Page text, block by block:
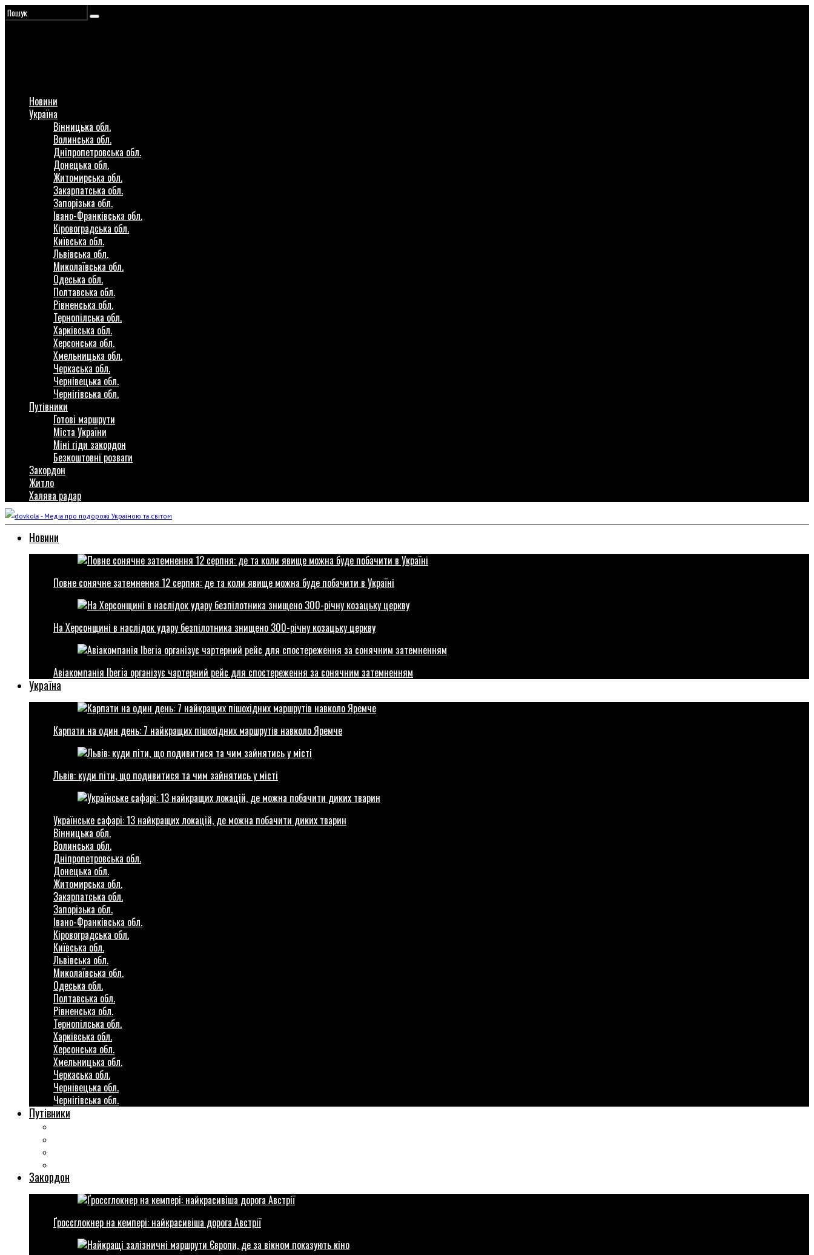
Новини
Україна
Вінницька обл.
Волинська обл.
Дніпропетровська обл.
Донецька обл.
Житомирська обл.
Закарпатська обл.
Запорізька обл.
Івано-Франківська обл.
Кіровоградська обл.
Київська обл.
Львівська обл.
Миколаївська обл.
Одеська обл.
Полтавська обл.
Рівненська обл.
Тернопілська обл.
Харківська обл.
Херсонська обл.
Хмельницька обл.
Черкаська обл.
Чернівецька обл.
Чернігівська обл.
Путівники
Готові маршрути
Міста України
Міні гіди закордон
Безкоштовні розваги
Закордон
Житло
Халява радар
Новини
Повне сонячне затемнення 12 серпня: де та коли явище можна буде побачити в Україні
На Херсонщині в наслідок удару безпілотника знищено 300-річну козацьку церкву
Авіакомпанія Iberia організує чартерний рейс для спостереження за сонячним затемненням
Україна
Карпати на один день: 7 найкращих пішохідних маршрутів навколо Яремче
Львів: куди піти, що подивитися та чим зайнятись у місті
Українське сафарі: 13 найкращих локацій, де можна побачити диких тварин
Вінницька обл.
Волинська обл.
Дніпропетровська обл.
Донецька обл.
Житомирська обл.
Закарпатська обл.
Запорізька обл.
Івано-Франківська обл.
Кіровоградська обл.
Київська обл.
Львівська обл.
Миколаївська обл.
Одеська обл.
Полтавська обл.
Рівненська обл.
Тернопілська обл.
Харківська обл.
Херсонська обл.
Хмельницька обл.
Черкаська обл.
Чернівецька обл.
Чернігівська обл.
Путівники
Закордон
Ґроссглокнер на кемпері: найкрасивіша дорога Австрії